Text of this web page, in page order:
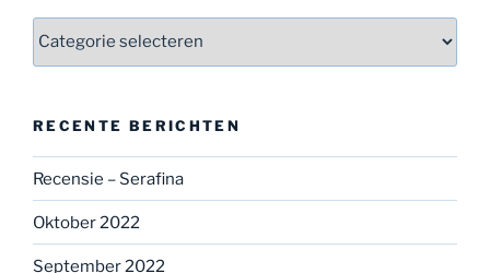
RECENTE BERICHTEN
Recensie – Serafina
Oktober 2022
September 2022